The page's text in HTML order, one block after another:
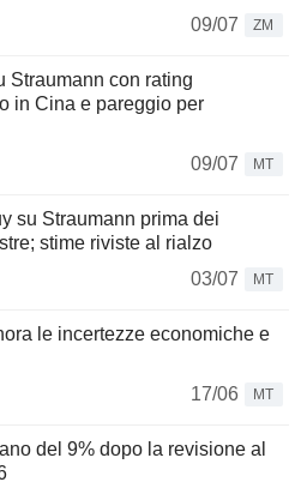
09/07
ZM
Straumann con rating
in Cina e pareggio per
09/07
MT
su Straumann prima dei
stime riviste al rialzo
03/07
MT
le incertezze economiche e
17/06
MT
del 9% dopo la revisione al